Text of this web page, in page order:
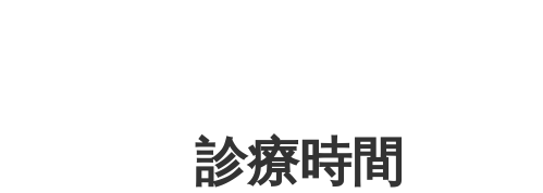
診療時間